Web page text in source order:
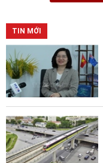
TIN MỚI